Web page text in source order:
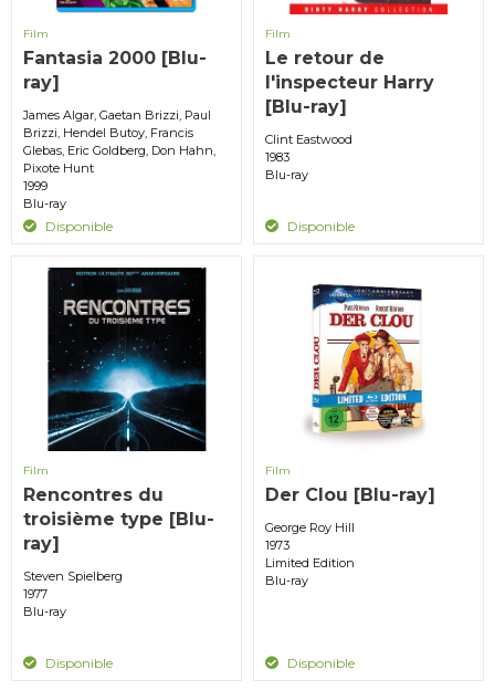
Film
Fantasia 2000 [Blu-
ray]
James Algar, Gaetan Brizzi, Paul
Brizzi, Hendel Butoy, Francis
Glebas, Eric Goldberg, Don Hahn,
Pixote Hunt
1999
Blu-ray
Disponible
Film
Le retour de
l'inspecteur Harry
[Blu-ray]
Clint Eastwood
1983
Blu-ray
Disponible
Film
Rencontres du
troisième type [Blu-
ray]
Steven Spielberg
1977
Blu-ray
Disponible
Film
Der Clou [Blu-ray]
George Roy Hill
1973
Limited Edition
Blu-ray
Disponible